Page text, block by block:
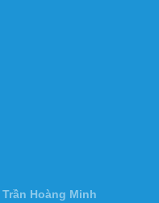
Trần Hoàng Minh